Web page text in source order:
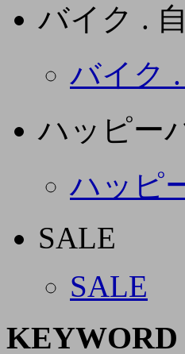
バイク .
バイク
ハッピー
ハッピ
SALE
SALE
KEYWORD